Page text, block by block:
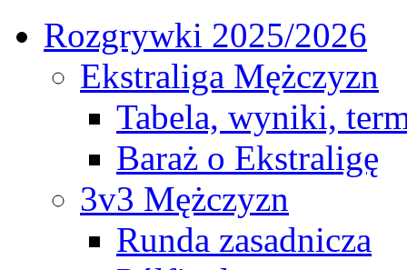
Rozgrywki 2025/2026
Ekstraliga Mężczyzn
Tabela, wyniki,
Baraż o Ekstraligę
3v3 Mężczyzn
Runda zasadnicza